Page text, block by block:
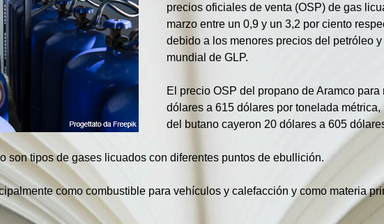
precios oficiales de venta (OSP) de gas
marzo entre un 0,9 y un 3,2 por ciento
debido a los menores precios del petróleo
mundial de GLP.
El precio OSP del propano de Aramco
dólares a 615 dólares por tonelada
del butano cayeron 20 dólares a 605
son tipos de gases licuados con diferentes puntos de ebullición.
como combustible para vehículos y calefacción y como materia